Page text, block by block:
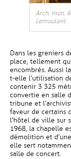
Arch. mun.
Lemoulant.
Dans les greniers
place, tellement
encombrés. Aussi
t-elle l’utilisation
contenir 3 325
convertie en salle
tribune et
faveur de certains
l’hôtel de ville sur
1968, la chapelle
démolition et
elle sert
salle de concert.